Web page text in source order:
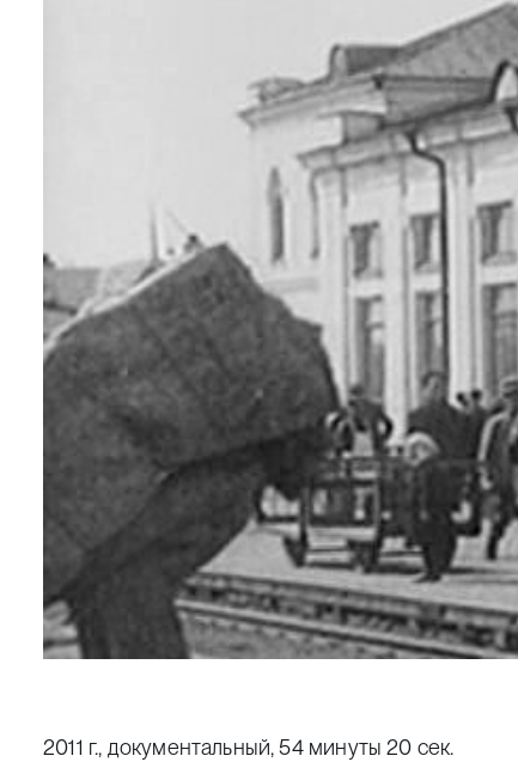
2011 г., документальный, 54 минуты 20 сек.